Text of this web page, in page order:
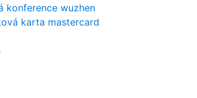
konference wuzhen
karta mastercard